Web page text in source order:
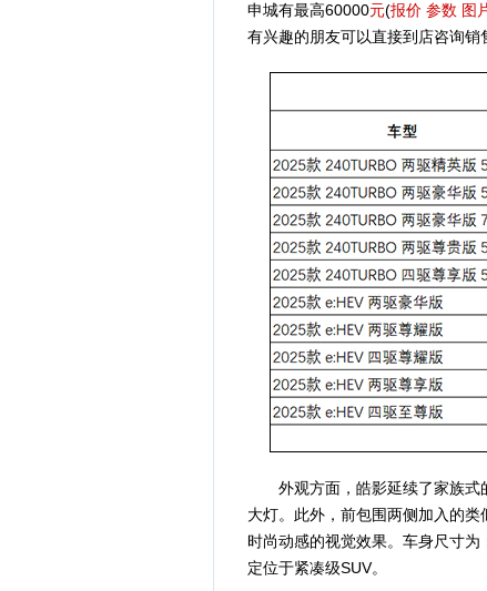
申城有最高60000元(报价 参数 图
有兴趣的朋友可以直接到店咨询销
外观方面，皓影延续了家族式
大灯。此外，前包围两侧加入的
时尚动感的视觉效果。车身尺寸
定位于紧凑级SUV。